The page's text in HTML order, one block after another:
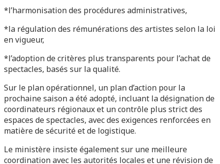
*l’harmonisation des procédures administratives,
*la régulation des rémunérations des artistes selon la loi
en vigueur,
*l’adoption de critères plus transparents pour l’achat de
spectacles, basés sur la qualité.
Sur le plan opérationnel, un plan d’action pour la
prochaine saison a été adopté, incluant la désignation de
coordinateurs régionaux et un contrôle plus strict des
espaces de spectacles, avec des exigences renforcées en
matière de sécurité et de logistique.
Le ministère insiste également sur une meilleure
coordination avec les autorités locales et une révision de